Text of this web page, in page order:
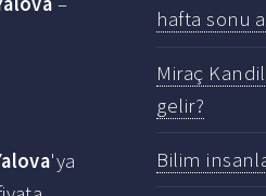
'ya
hafta sonu
Miraç
gelir?
Bilim